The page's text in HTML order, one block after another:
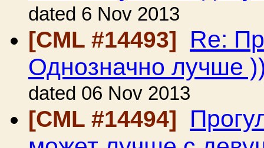
dated 6 Nov 2013
[CML #14493] Re:
Однозначно лучше
dated 06 Nov 2013
[CML #14494]